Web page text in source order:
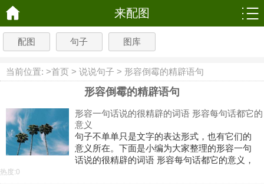
来配图
配图 句子 图库
当前位置: >首页 > 说说句子 > 形容倒霉的精辟语句
形容倒霉的精辟语句
形容一句话说的很精辟的词语 形容每句话都它的
意义
句子不单单只是文字的表达形式，也有它们的
意义所在。下面是小编为大家整理的形容一句
话说的很精辟的词语 形容每句话都它的意义，
热度:0